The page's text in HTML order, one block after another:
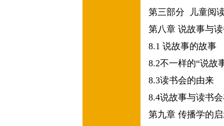
第三部分
儿童阅
第八章 说故事与
8.1 说故事的故事
8.2不一样的“说故
8.3读书会的由来
8.4说故事与读书
第九章 传播学的